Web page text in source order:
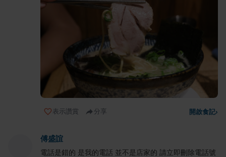
表示讚賞 分享 開啟食記›
傅盛誼
電話是錯的 是我的電話 並不是店家的 請立即刪除電話號